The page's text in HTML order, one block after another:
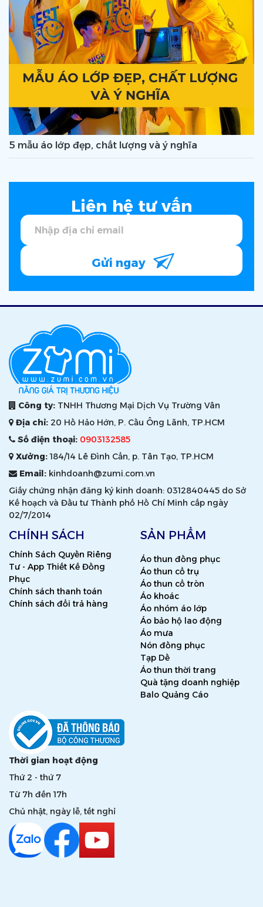
5 mẫu áo lớp đẹp, chất lượng và ý nghĩa
Liên hệ tư vấn
Gửi ngay
Công ty: TNHH Thương Mại Dịch Vụ Trường Vân
Địa chỉ: 20 Hồ Hảo Hớn, P. Cầu Ông Lãnh, TP.HCM
Số điện thoại: 0903132585
Xưởng:184/14 Lê Đình Cẩn, p. Tân Tạo, TP.HCM
Email: kinhdoanh@zumi.com.vn
Giấy chứng nhận đăng ký kinh doanh: 0312840445 do Sở
Kế hoạch và Đầu tư Thành phố Hồ Chí Minh cấp ngày
02/7/2014
CHÍNH SÁCH
Chính Sách Quyền Riêng
Tư - App Thiết Kế Đồng
Phục
Chính sách thanh toán
Chính sách đổi trả hàng
SẢN PHẨM
Áo thun đồng phục
Áo thun cổ trụ
Áo thun cổ tròn
Áo khoác
Áo nhóm áo lớp
Áo bảo hộ lao động
Áo mưa
Nón đồng phục
Tạp Dề
Áo thun thời trang
Quà tặng doanh nghiệp
Balo Quảng Cáo
Thời gian hoạt động
Thứ 2 - thứ 7
Từ 7h đến 17h
Chủ nhật, ngày lễ, tết nghỉ